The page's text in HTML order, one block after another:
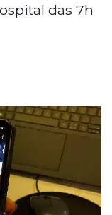
das 7h